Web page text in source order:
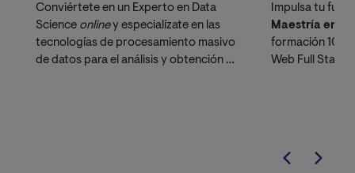
Conviértete en un Experto en Data
Science online y especialízate en las
tecnologías de procesamiento masivo
de datos para el análisis y obtención de
Impulsa tu
Maestría en
formación
Web Full